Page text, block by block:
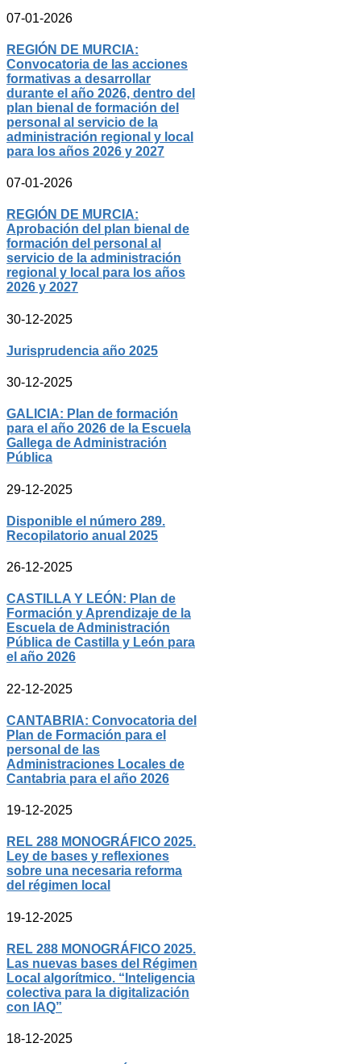
07-01-2026
REGIÓN DE MURCIA:
Convocatoria de las acciones
formativas a desarrollar
durante el año 2026, dentro del
plan bienal de formación del
personal al servicio de la
administración regional y local
para los años 2026 y 2027
07-01-2026
REGIÓN DE MURCIA:
Aprobación del plan bienal de
formación del personal al
servicio de la administración
regional y local para los años
2026 y 2027
30-12-2025
Jurisprudencia año 2025
30-12-2025
GALICIA: Plan de formación
para el año 2026 de la Escuela
Gallega de Administración
Pública
29-12-2025
Disponible el número 289.
Recopilatorio anual 2025
26-12-2025
CASTILLA Y LEÓN: Plan de
Formación y Aprendizaje de la
Escuela de Administración
Pública de Castilla y León para
el año 2026
22-12-2025
CANTABRIA: Convocatoria del
Plan de Formación para el
personal de las
Administraciones Locales de
Cantabria para el año 2026
19-12-2025
REL 288 MONOGRÁFICO 2025.
Ley de bases y reflexiones
sobre una necesaria reforma
del régimen local
19-12-2025
REL 288 MONOGRÁFICO 2025.
Las nuevas bases del Régimen
Local algorítmico. “Inteligencia
colectiva para la digitalización
con IAQ”
18-12-2025